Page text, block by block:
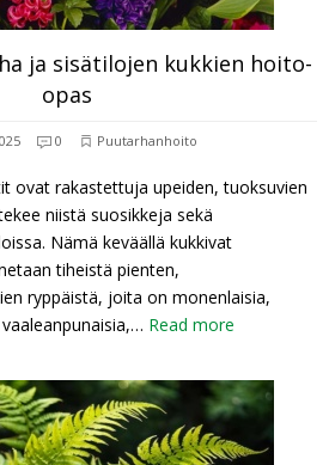
ja sisätilojen kukkien hoito-
opas
0 Puutarhanhoito
ovat rakastettuja upeiden, tuoksuvien
niistä suosikkeja sekä
Nämä keväällä kukkivat
tiheistä pienten,
ryppäistä, joita on monenlaisia,
Read more